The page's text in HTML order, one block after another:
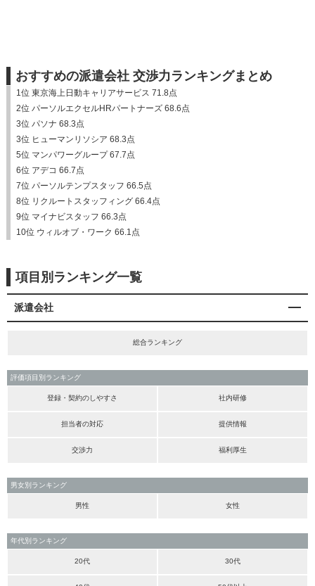
おすすめの派遣会社 交渉力ランキングまとめ
1位 東京海上日動キャリアサービス 71.8点
2位 パーソルエクセルHRパートナーズ 68.6点
3位 パソナ 68.3点
3位 ヒューマンリソシア 68.3点
5位 マンパワーグループ 67.7点
6位 アデコ 66.7点
7位 パーソルテンプスタッフ 66.5点
8位 リクルートスタッフィング 66.4点
9位 マイナビスタッフ 66.3点
10位 ウィルオブ・ワーク 66.1点
項目別ランキング一覧
派遣会社
総合ランキング
評価項目別ランキング
登録・契約のしやすさ 社内研修
担当者の対応 提供情報
交渉力 福利厚生
男女別ランキング
男性 女性
年代別ランキング
20代 30代